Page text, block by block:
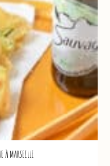
À MARSEILLE